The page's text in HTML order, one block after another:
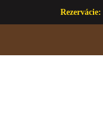
Rezervácie: